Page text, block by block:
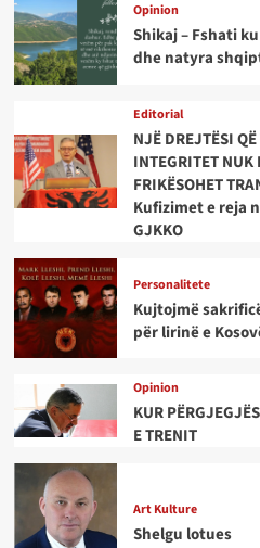
Opinion
Shikaj – Fshati
dhe natyra
Editorial
NJË DREJTËSI
INTEGRITET NUK
FRIKËSOHET
Kufizimet e reja
GJKKO
Personalitete
Kujtojmë
për lirinë e
Opinion
KUR
E TRENIT
Art Kulture
Shelgu lotues